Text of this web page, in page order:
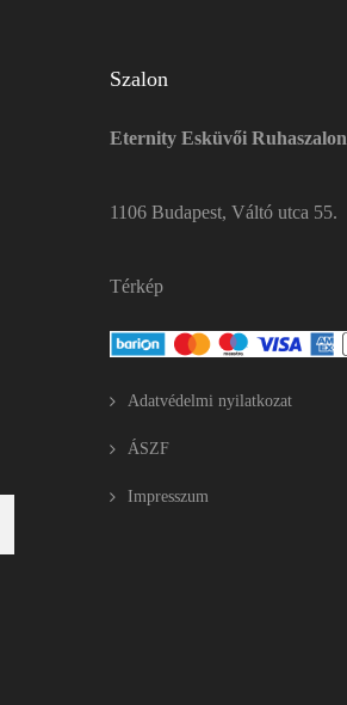
Szalon
Eternity Esküvői Ruhaszalon
1106 Budapest, Váltó utca 55.
Térkép
Adatvédelmi nyilatkozat
ÁSZF
Impresszum